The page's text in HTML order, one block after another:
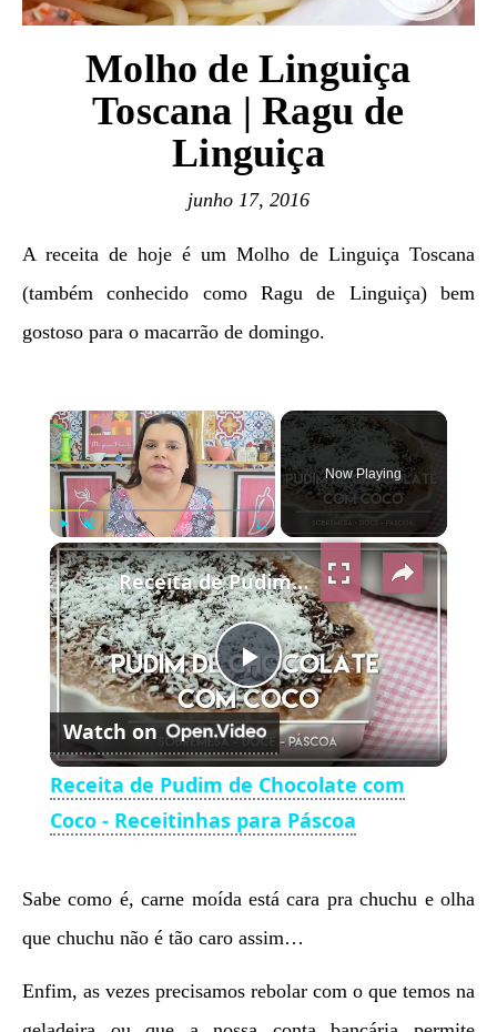
Molho de Linguiça
Toscana | Ragu de
Linguiça
junho 17, 2016
A receita de hoje é um Molho de Linguiça Toscana
(também conhecido como Ragu de Linguiça) bem
gostoso para o macarrão de domingo.
×
Play Unmute Fullscreen
Now Playing
×
Play
Video
Receita de Pudim de Chocolate com Coco - Receitinhas para Páscoa
Watch on
Receita de Pudim de Chocolate com
Coco - Receitinhas para Páscoa
Sabe como é, carne moída está cara pra chuchu e olha
que chuchu não é tão caro assim…
Enfim, as vezes precisamos rebolar com o que temos na